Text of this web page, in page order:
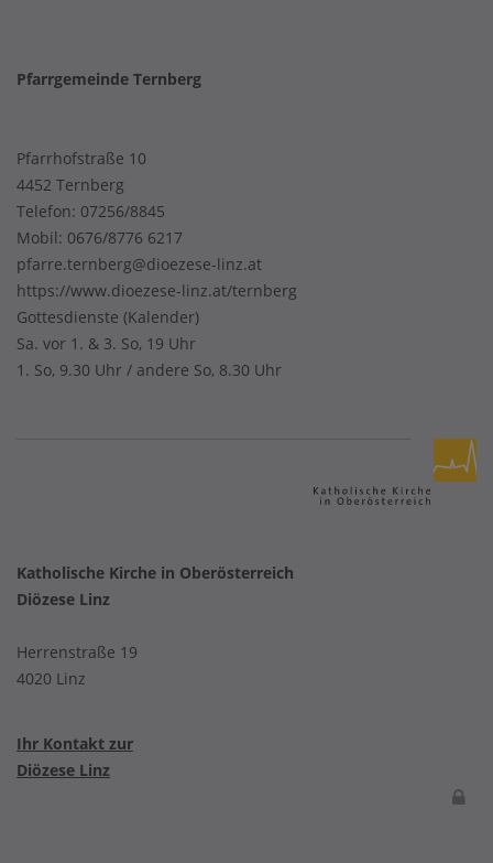
Pfarrgemeinde Ternberg
Pfarrhofstraße 10
4452 Ternberg
Telefon: 07256/8845
Mobil: 0676/8776 6217
pfarre.ternberg@dioezese-linz.at
https://www.dioezese-linz.at/ternberg
Gottesdienste (Kalender)
Sa. vor 1. & 3. So, 19 Uhr
1. So, 9.30 Uhr / andere So, 8.30 Uhr
Katholische Kirche in Oberösterreich
Diözese Linz
Herrenstraße 19
4020 Linz
Ihr Kontakt zur
Diözese Linz